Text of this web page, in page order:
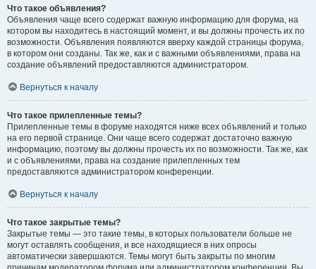
Что такое объявления?
Объявления чаще всего содержат важную информацию для форума, на
котором вы находитесь в настоящий момент, и вы должны прочесть их по
возможности. Объявления появляются вверху каждой страницы форума,
в котором они созданы. Так же, как и с важными объявлениями, права на
создание объявлений предоставляются администратором.
Вернуться к началу
Что такое прилепленные темы?
Прилепленные темы в форуме находятся ниже всех объявлений и только
на его первой странице. Они чаще всего содержат достаточно важную
информацию, поэтому вы должны прочесть их по возможности. Так же, как
и с объявлениями, права на создание прилепленных тем
предоставляются администратором конференции.
Вернуться к началу
Что такое закрытые темы?
Закрытые темы — это такие темы, в которых пользователи больше не
могут оставлять сообщения, и все находящиеся в них опросы
автоматически завершаются. Темы могут быть закрыты по многим